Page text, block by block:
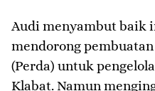
Audi menyambut baik
mendorong
(Perda) untuk
Klabat. Namun